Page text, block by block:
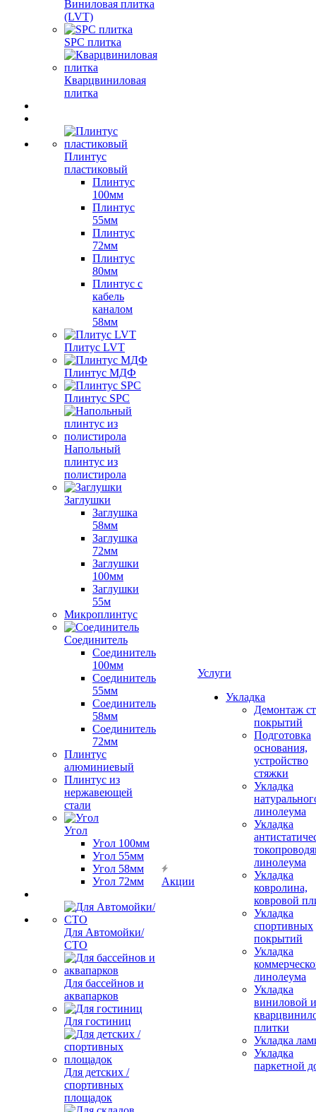
Виниловая плитка
(LVT)
SPC плитка
Кварцвиниловая
плитка
Плинтус
пластиковый
Плинтус
100мм
Плинтус
55мм
Плинтус
72мм
Плинтус
80мм
Плинтус с
кабель
каналом
58мм
Плитус LVT
Плинтус МДФ
Плинтус SPC
Напольный
плинтус из
полистирола
Заглушки
Заглушка
58мм
Заглушка
72мм
Заглушки
100мм
Заглушки
55м
Микроплинтус
Соединитель
Соединитель
100мм
Соединитель
55мм
Соединитель
58мм
Соединитель
72мм
Плинтус
алюминиевый
Плинтус из
нержавеющей
стали
Угол
Угол 100мм
Угол 55мм
Угол 58мм
Угол 72мм
Для Автомойки/
СТО
Для бассейнов и
аквапарков
Для гостиниц
Для детских /
спортивных
площадок
Акции
Услуги
Укладка
Демонтаж
покрытий
Подготовка
основания,
устройство
стяжки
Укладка
линолеума
Укладка
линолеума
Укладка
ковролина,
ковровой
Укладка
спортивных
покрытий
Укладка
линолеума
Укладка
виниловой и
плитки
Укладка
Укладка
паркетной